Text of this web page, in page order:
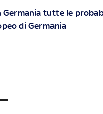
tutte le
di Germania